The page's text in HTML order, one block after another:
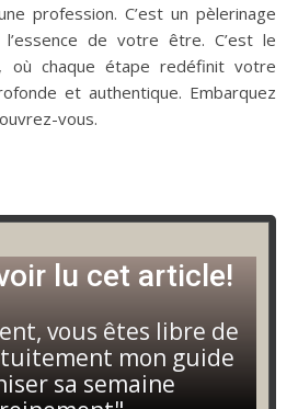
profession. C’est un pèlerinage
de votre être. C’est le
où chaque étape redéfinit votre
et authentique. Embarquez
vous.
lu cet article!
vous êtes libre de
mon guide
sa semaine